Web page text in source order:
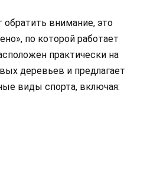
обратить внимание, это
по которой работает
практически на
деревьев и предлагает
виды спорта, включая: